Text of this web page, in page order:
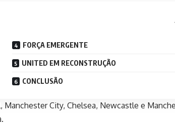
FORÇA EMERGENTE
UNITED EM RECONSTRUÇÃO
CONCLUSÃO
City, Chelsea, Newcastle e